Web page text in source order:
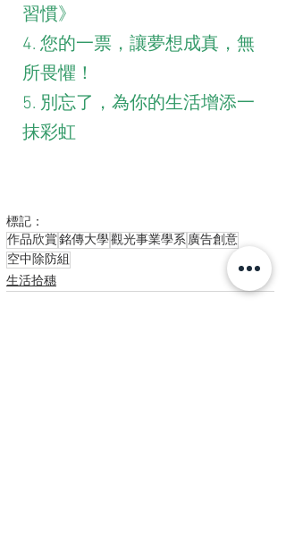
習慣》
4. 您的一票，讓夢想成真，無
所畏懼！
5. 別忘了，為你的生活增添一
抹彩虹
標記：
作品欣賞銘傳大學觀光事業學系廣告創意
空中除防組
生活拾穗